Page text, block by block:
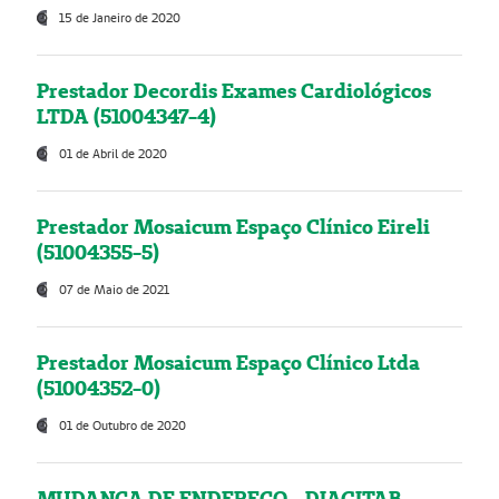
15 de Janeiro de 2020
Prestador Decordis Exames Cardiológicos
LTDA (51004347-4)
01 de Abril de 2020
Prestador Mosaicum Espaço Clínico Eireli
(51004355-5)
07 de Maio de 2021
Prestador Mosaicum Espaço Clínico Ltda
(51004352-0)
01 de Outubro de 2020